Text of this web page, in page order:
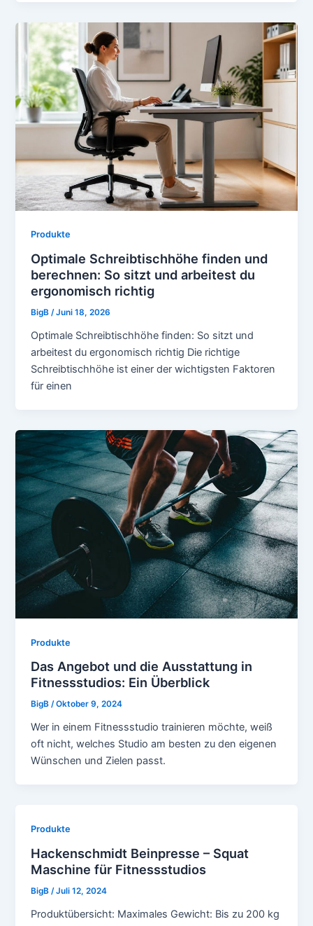
Produkte
Optimale Schreibtischhöhe finden und
berechnen: So sitzt und arbeitest du
ergonomisch richtig
BigB/Juni 18, 2026
Optimale Schreibtischhöhe finden: So sitzt und
arbeitest du ergonomisch richtig Die richtige
Schreibtischhöhe ist einer der wichtigsten Faktoren
für einen
Produkte
Das Angebot und die Ausstattung in
Fitnessstudios: Ein Überblick
BigB/Oktober 9, 2024
Wer in einem Fitnessstudio trainieren möchte, weiß
oft nicht, welches Studio am besten zu den eigenen
Wünschen und Zielen passt.
Produkte
Hackenschmidt Beinpresse – Squat
Maschine für Fitnessstudios
BigB /Juli 12, 2024
Produktübersicht: Maximales Gewicht: Bis zu 200 kg